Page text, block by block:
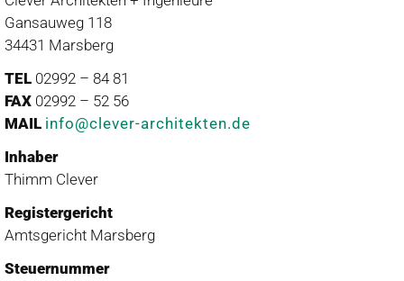
Gansauweg 118
34431 Marsberg
TEL 02992 – 84 81
FAX 02992 – 52 56
MAIL info@clever-architekten.de
Inhaber
Thimm Clever
Registergericht
Amtsgericht Marsberg
Steuernummer